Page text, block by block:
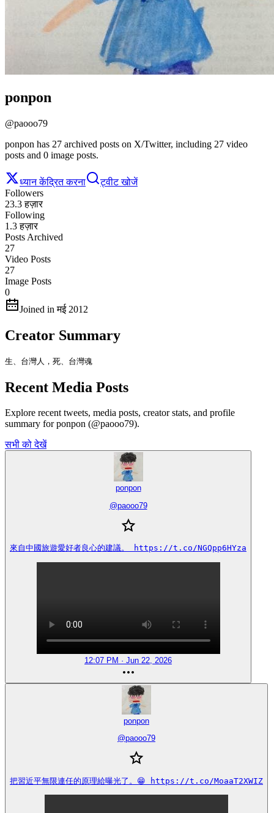
ponpon
@paooo79
ponpon has 27 archived posts on X/Twitter, including 27 video
posts and 0 image posts.
ध्यान केंद्रित करना
ट्वीट खोजें
Followers
23.3 हज़ार
Following
1.3 हज़ार
Posts Archived
27
Video Posts
27
Image Posts
0
Joined in मई 2012
Creator Summary
生、台灣人，死、台灣魂
Recent Media Posts
Explore recent tweets, media posts, creator stats, and profile
summary for ponpon (@paooo79).
सभी को देखें
ponpon
@paooo79
來自中國旅遊愛好者良心的建議。 https://t.co/NGQpp6HYza
12:07 PM · Jun 22, 2026
ponpon
@paooo79
把習近平無限連任的原理給曝光了。😁 https://t.co/MoaaT2XWIZ